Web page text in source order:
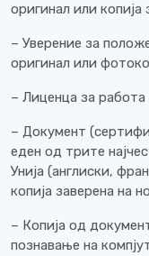
оригинал или копија
– Уверение за
оригинал или
– Лиценца за работа
– Документ
еден од трите
Унија (англиски,
копија заверена на
– Копија од
познавање на